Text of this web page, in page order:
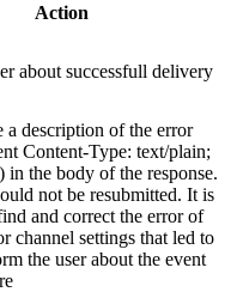
Action
about successfull delivery
a description of the error
Content-Type: text/plain;
in the body of the response.
not be resubmitted. It is
and correct the error of
channel settings that led to
the user about the event